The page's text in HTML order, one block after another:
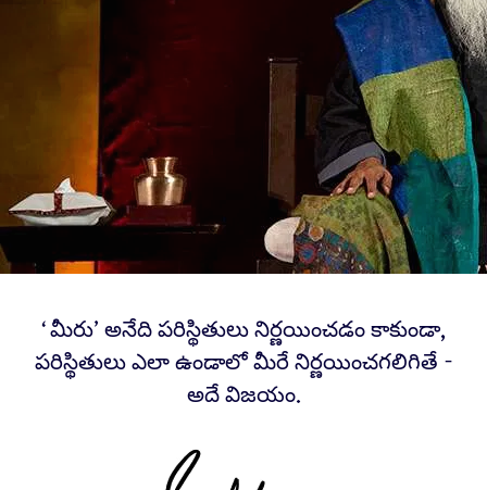
‘మీరు’ అనేది పరిస్థితులు నిర్ణయించడం కాకుండా,
పరిస్థితులు ఎలా ఉండాలో మీరే నిర్ణయించగలిగితే -
అదే విజయం.